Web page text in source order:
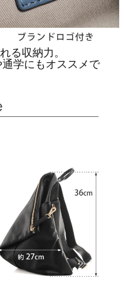
る収納力。
学にもオススメで